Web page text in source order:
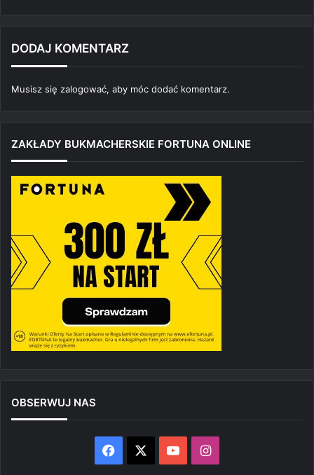
DODAJ KOMENTARZ
Musisz się zalogować, aby móc dodać komentarz.
ZAKŁADY BUKMACHERSKIE FORTUNA ONLINE
OBSERWUJ NAS
Facebook YouTubeInstagram